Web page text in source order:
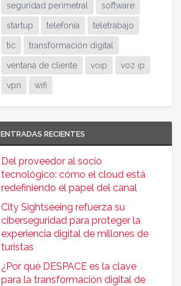
seguridad perimetral software
startup telefonía teletrabajo
tic transformación digital
ventana de cliente voip voz ip
vpn wifi
ENTRADAS RECIENTES
Del proveedor al socio
tecnológico: cómo el cloud está
redefiniendo el papel del canal
City Sightseeing refuerza su
ciberseguridad para proteger la
experiencia digital de millones de
turistas
¿Por qué DESPACE es la clave
para la transformación digital de